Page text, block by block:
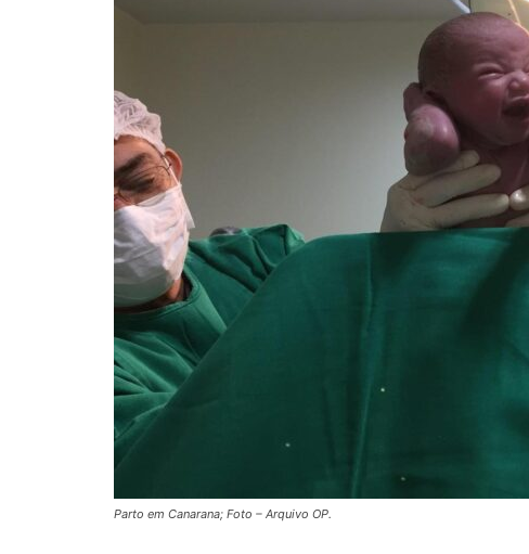
Parto em Canarana; Foto – Arquivo OP.